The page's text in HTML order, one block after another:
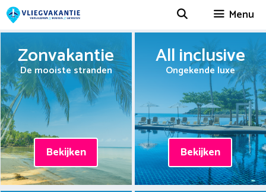
Spring
naar
Menu
Zonvakantie
De mooiste stranden
Bekijken
All inclusive
Ongekende luxe
Bekijken